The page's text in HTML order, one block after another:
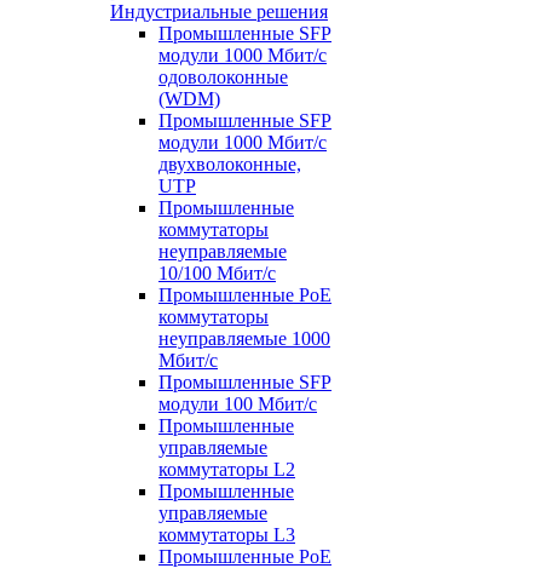
Индустриальные решения
Промышленные SFP
модули 1000 Мбит/c
одоволоконные
(WDM)
Промышленные SFP
модули 1000 Мбит/c
двухволоконные,
UTP
Промышленные
коммутаторы
неуправляемые
10/100 Мбит/с
Промышленные PoE
коммутаторы
неуправляемые 1000
Мбит/с
Промышленные SFP
модули 100 Мбит/c
Промышленные
управляемые
коммутаторы L2
Промышленные
управляемые
коммутаторы L3
Промышленные PoE